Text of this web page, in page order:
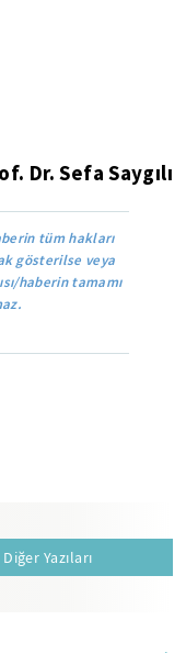
Dr. Sefa Saygılı
tüm hakları
gösterilse veya
haberin tamamı
Yazıları